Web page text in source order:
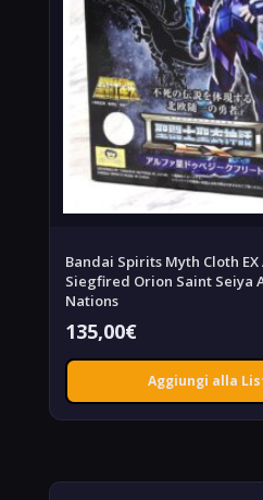
Bandai Spirits Myth Cloth
Siegfired Orion Saint Seiya
Nations
135,00€
Aggiungi alla